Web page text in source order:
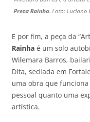
Preta Rainha. Foto: Luciano
E por fim, a peça da
Rainha é um solo
Wilemara Barros,
Dita, sediada em
uma obra que
pessoal quanto uma
artística.